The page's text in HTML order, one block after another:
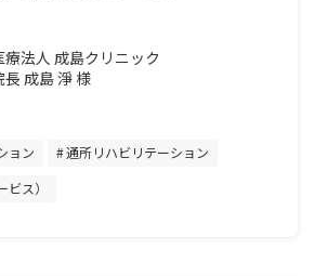
療法人 成島クリニック
長 成島 淨 様
ョン
通所リハビリテーション
ス）